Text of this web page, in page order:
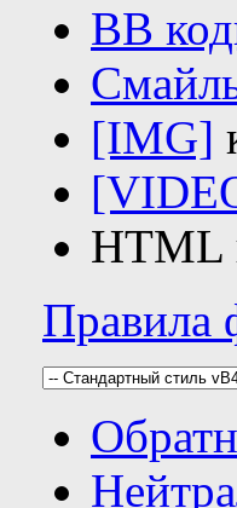
BB
[IMG]
HTML
Правила